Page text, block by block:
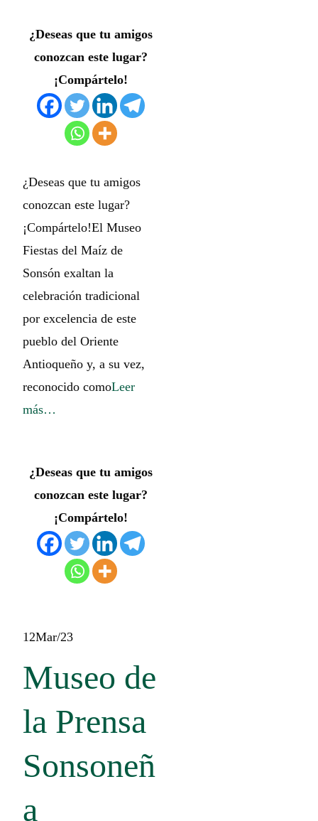
¿Deseas que tu amigos
conozcan este lugar?
¡Compártelo!
¿Deseas que tu amigos
conozcan este lugar?
¡Compártelo!El Museo
Fiestas del Maíz de
Sonsón exaltan la
celebración tradicional
por excelencia de este
pueblo del Oriente
Antioqueño y, a su vez,
reconocido comoLeer
más…
¿Deseas que tu amigos
conozcan este lugar?
¡Compártelo!
12Mar/23
Museo de
la Prensa
Sonsoneñ
a